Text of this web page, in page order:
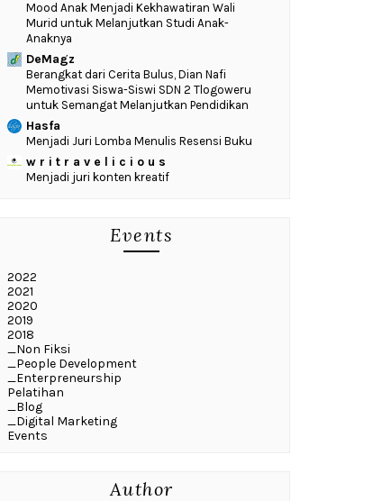
Mood Anak Menjadi Kekhawatiran Wali
Murid untuk Melanjutkan Studi Anak-
Anaknya
DeMagz
‎Berangkat dari Cerita Bulus, Dian Nafi
Memotivasi Siswa-Siswi SDN 2 Tlogoweru
untuk Semangat Melanjutkan Pendidikan
Hasfa
Menjadi Juri Lomba Menulis Resensi Buku
w r i t r a v e l i c i o u s
Menjadi juri konten kreatif
Events
2022
2021
2020
2019
2018
_Non Fiksi
_People Development
_Enterpreneurship
Pelatihan
_Blog
_Digital Marketing
Events
Author